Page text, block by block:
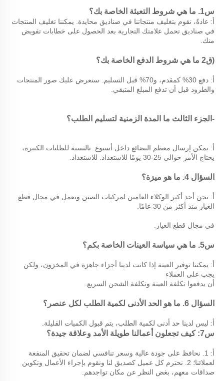
س1. ما هي شروط التعبئة الخاصة بك؟
منك.
(ق2 ما هي شروط الدفع الخاصة بك؟
والطرود قبل أن تدفع المبلغ المتبقي.
-الجزء الثالث ما المدة الزمنية لتسليم الطلب؟
يحتاج الأمر حوالي 25-30 يومًا للاستعداد.
للاستعداد.
السؤال 4. ما هو ميزة؟
الغيار منذ أكثر من 30 عامًا.
في مجال قطع الغيار.
س5. ما هي سياسة العينات الخاصة بكم؟
يجب على العملاء
أن يدفعوا تكلفة العينة وتكلفة الشحن السريع.
السؤال 6. ما هو الحد الأدنى لكمية الطلب لكل عنصر؟
أ: ليس لدينا حد أدنى لكمية الطلب، يتم قبول الكميات القليلة.
س7: كيف تجعلون أعمالنا طويلة الأمد وعلاقة جيدة؟
صداقات معهم، بغض النظر عن مكان تواجدهم.